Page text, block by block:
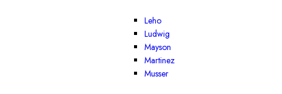
Leho
Ludwig
Mayson
Martinez
Musser